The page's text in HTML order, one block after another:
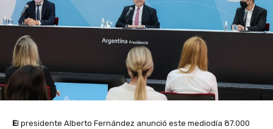
El presidente Alberto Fernández anunció este mediodía 87.000